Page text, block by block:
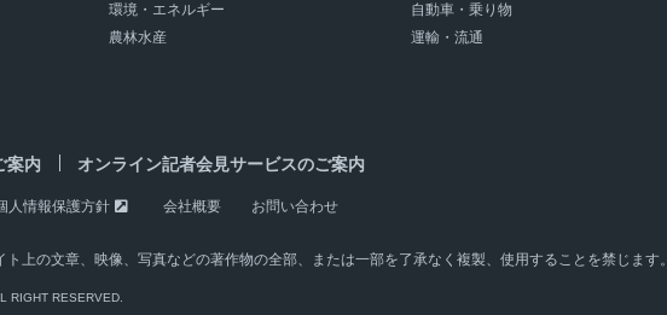
環境・エネルギー 自動車・乗り物
農林水産 運輸・流通
案内 オンライン記者会見サービスのご案内
人情報保護方針 会社概要 お問い合わせ
ト上の文章、映像、写真などの著作物の全部、または一部を了承なく複製、使用することを禁じます。
RIGHT RESERVED.